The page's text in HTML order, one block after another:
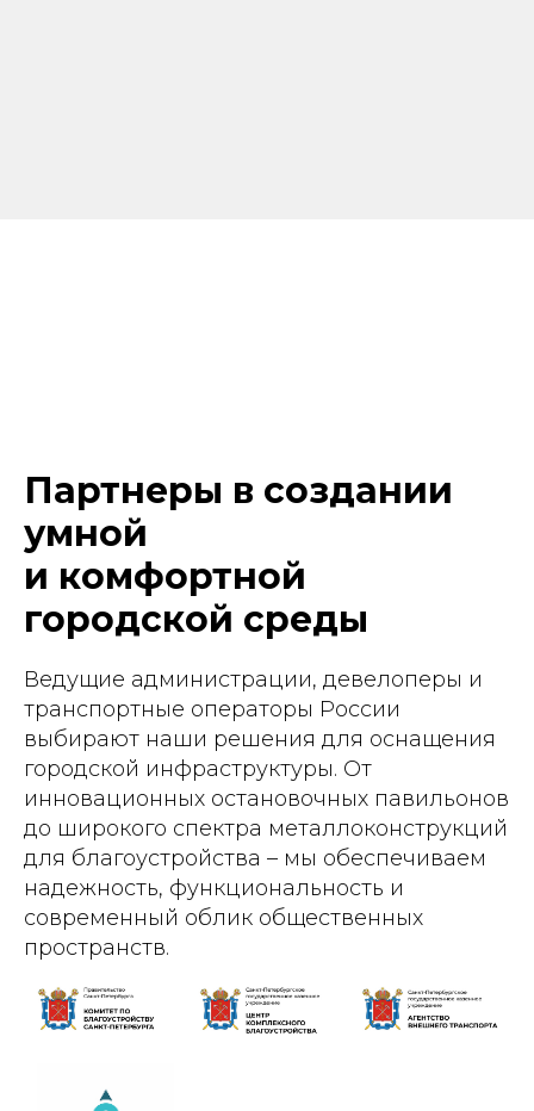
Партнеры в создании
умной
и комфортной
городской среды
Ведущие администрации, девелоперы и
транспортные операторы России
выбирают наши решения для оснащения
городской инфраструктуры. От
инновационных остановочных павильонов
до широкого спектра металлоконструкций
для благоустройства – мы обеспечиваем
надежность, функциональность и
современный облик общественных
пространств.